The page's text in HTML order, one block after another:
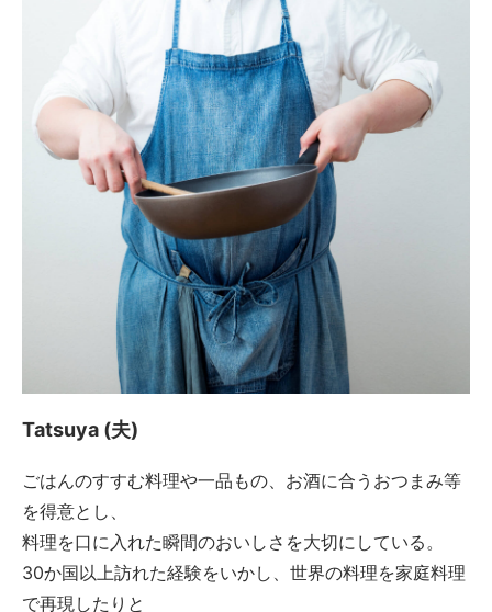
Tatsuya (夫)
ごはんのすすむ料理や一品もの、お酒に合うおつまみ等
を得意とし、
料理を口に入れた瞬間のおいしさを大切にしている。
30か国以上訪れた経験をいかし、世界の料理を家庭料理
で再現したりと